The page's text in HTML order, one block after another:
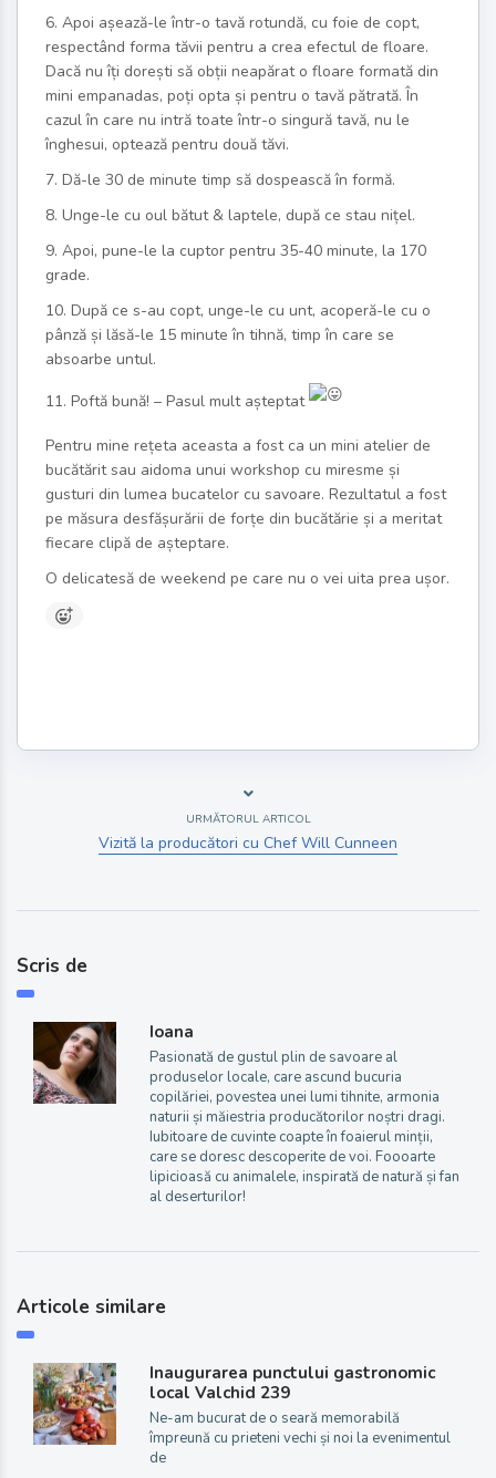
6. Apoi așează-le într-o tavă rotundă, cu foie de copt,
respectând forma tăvii pentru a crea efectul de floare.
Dacă nu îți dorești să obții neapărat o floare formată din
mini empanadas, poți opta și pentru o tavă pătrată. În
cazul în care nu intră toate într-o singură tavă, nu le
înghesui, optează pentru două tăvi.
7. Dă-le 30 de minute timp să dospească în formă.
8. Unge-le cu oul bătut & laptele, după ce stau nițel.
9. Apoi, pune-le la cuptor pentru 35-40 minute, la 170
grade.
10. După ce s-au copt, unge-le cu unt, acoperă-le cu o
pânză și lăsă-le 15 minute în tihnă, timp în care se
absoarbe untul.
11. Poftă bună! – Pasul mult așteptat
Pentru mine rețeta aceasta a fost ca un mini atelier de
bucătărit sau aidoma unui workshop cu miresme și
gusturi din lumea bucatelor cu savoare. Rezultatul a fost
pe măsura desfășurării de forțe din bucătărie și a meritat
fiecare clipă de așteptare.
O delicatesă de weekend pe care nu o vei uita prea ușor.
URMĂTORUL ARTICOL
Vizită la producători cu Chef Will Cunneen
Scris de
Ioana
Pasionată de gustul plin de savoare al
produselor locale, care ascund bucuria
copilăriei, povestea unei lumi tihnite, armonia
naturii și măiestria producătorilor noștri dragi.
Iubitoare de cuvinte coapte în foaierul minții,
care se doresc descoperite de voi. Foooarte
lipicioasă cu animalele, inspirată de natură și fan
al deserturilor!
Articole similare
Inaugurarea punctului gastronomic
local Valchid 239
Ne-am bucurat de o seară memorabilă
împreună cu prieteni vechi și noi la evenimentul
de